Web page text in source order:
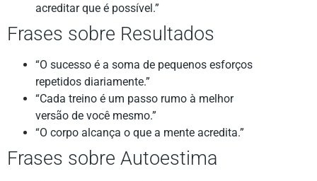
acreditar que é possível.”
Frases sobre Resultados
“O sucesso é a soma de pequenos esforços
repetidos diariamente.”
“Cada treino é um passo rumo à melhor
versão de você mesmo.”
“O corpo alcança o que a mente acredita.”
Frases sobre Autoestima